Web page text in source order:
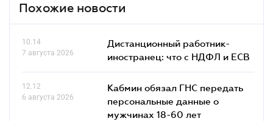
Похожие новости
10.14
7 августа 2026
Дистанционный работник-
иностранец: что с НДФЛ и ЕСВ
12.12
6 августа 2026
Кабмин обязал ГНС передать
персональные данные о
мужчинах 18-60 лет